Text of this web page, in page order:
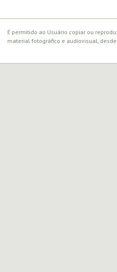
É permitido ao Usuário copiar ou
material fotográfico e audiovisual,